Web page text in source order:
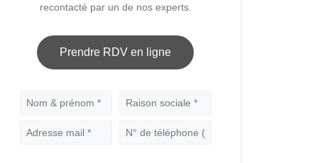
recontacté par un de nos experts.
Prendre RDV en ligne
Nom